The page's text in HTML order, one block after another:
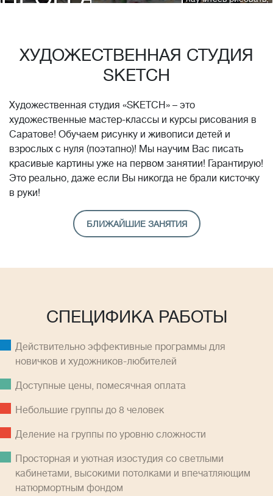
стоимость обучения!*
ХУДОЖЕСТВЕННАЯ СТУДИЯ
SKETCH
Художественная студия «SKETCH» – это
художественные мастер-классы и курсы рисования в
Саратове! Обучаем рисунку и живописи детей и
взрослых с нуля (поэтапно)! Мы научим Вас писать
красивые картины уже на первом занятии! Гарантирую!
Это реально, даже если Вы никогда не брали кисточку
в руки!
БЛИЖАЙШИЕ ЗАНЯТИЯ
СПЕЦИФИКА РАБОТЫ
Действительно эффективные программы для
новичков и художников-любителей
Доступные цены, помесячная оплатa
Небольшие группы до 8 человек
Деление на группы по уровню сложности
Просторная и уютная изостудия со светлыми
кабинетами, высокими потолками и впечатляющим
натюрмортным фондом